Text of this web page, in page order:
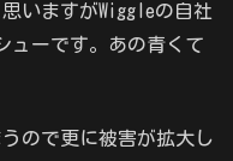
いますがWiggleの自社
ューです。あの青くて
ので更に被害が拡大し